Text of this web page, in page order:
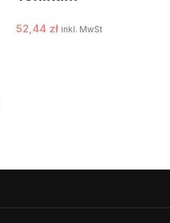
52,44 zł inkl. MwSt